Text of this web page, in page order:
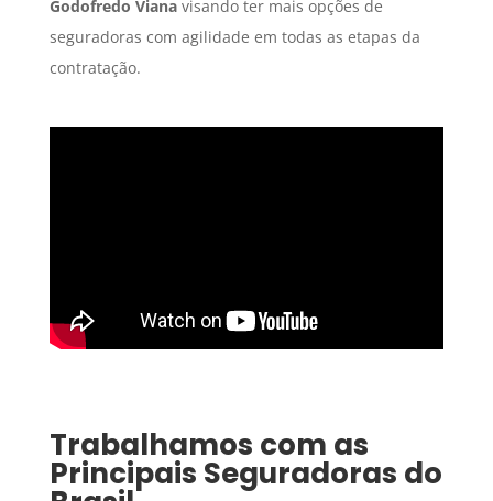
Godofredo Vianavisando ter mais opções de
seguradoras com agilidade em todas as etapas da
contratação.
Trabalhamos com as
Principais Seguradoras do